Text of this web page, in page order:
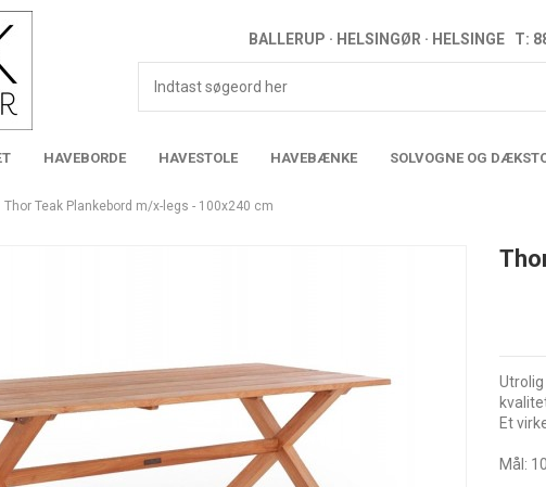
BALLERUP · HELSINGØR · HELSINGE T:
HAVEBORDE HAVESTOLE HAVEBÆNKE SOLVOGNE OG
Thor Teak Plankebord m/x-legs - 100x240 cm
Et
Mål: